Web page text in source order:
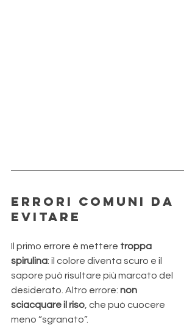
Errori comuni da
evitare
Il primo errore è mettere troppa
spirulina: il colore diventa scuro e il
sapore può risultare più marcato del
desiderato. Altro errore: non
sciacquare il riso , che può cuocere
meno “sgranato”.